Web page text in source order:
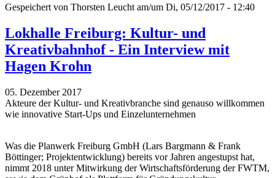
Gespeichert von Thorsten Leucht am/um Di, 05/12/2017 - 12:40
Lokhalle Freiburg: Kultur- und
Kreativbahnhof - Ein Interview mit
Hagen Krohn
05. Dezember 2017
Akteure der Kultur- und Kreativbranche sind genauso willkommen
wie innovative Start-Ups und Einzelunternehmen
Was die Planwerk Freiburg GmbH (Lars Bargmann & Frank
Böttinger; Projektentwicklung) bereits vor Jahren angestupst hat,
nimmt 2018 unter Mitwirkung der Wirtschaftsförderung der FWTM,